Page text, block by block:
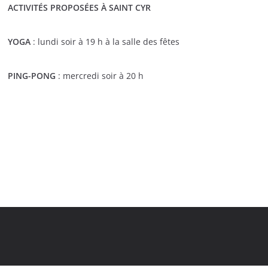
ACTIVITÉS PROPOSÉES À SAINT CYR
YOGA : lundi soir à 19 h à la salle des fêtes
PING-PONG : mercredi soir à 20 h